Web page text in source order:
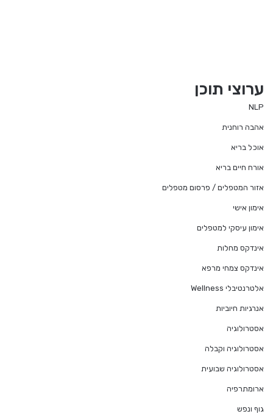
ערוצי תוכן
NLP
אהבה רוחנית
אוכל בריא
אורח חיים בריא
אזור המטפלים / פרסום מטפלים
אימון אישי
אימון עיסקי למטפלים
אינדקס מחלות
אינדקס צמחי מרפא
אלטרנטיבלי Wellness
אנרגיות חיוביות
אסטרולוגיה
אסטרולוגיה וקבלה
אסטרולוגיה שבועית
ארומתרפיה
גוף ונפש